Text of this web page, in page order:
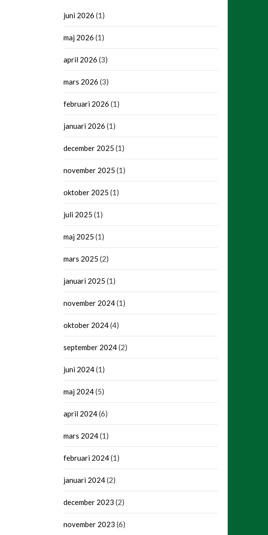
juni 2026 (1)
maj 2026 (1)
april 2026 (3)
mars 2026 (3)
februari 2026 (1)
januari 2026 (1)
december 2025 (1)
november 2025 (1)
oktober 2025 (1)
juli 2025 (1)
maj 2025 (1)
mars 2025 (2)
januari 2025 (1)
november 2024(1)
oktober 2024(4)
september 2024(2)
juni 2024(1)
maj 2024(5)
april 2024(6)
mars 2024(1)
februari 2024(1)
januari 2024(2)
december 2023 (2)
november 2023 (6)